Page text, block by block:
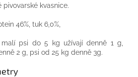
pivovarské kvasnice.
46%, tuk 6,0%,
psi do 5 kg užívají denně 1 g,
2 g, psi od 25 kg denně 3g.